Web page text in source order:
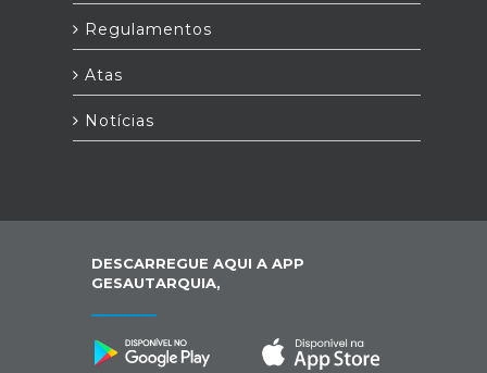
Regulamentos
Atas
Notícias
DESCARREGUE AQUI A APP
GESAUTARQUIA,